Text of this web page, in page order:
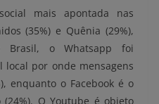
mais apontada nas
(35%) e Quênia (29%),
Brasil, o Whatsapp foi
local por onde mensagens
enquanto o Facebook é o
O Youtube é objeto